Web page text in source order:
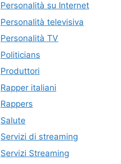
Personalità su Internet
Personalità televisiva
Personalità TV
Politicians
Produttori
Rapper italiani
Rappers
Salute
Servizi di streaming
Servizi Streaming